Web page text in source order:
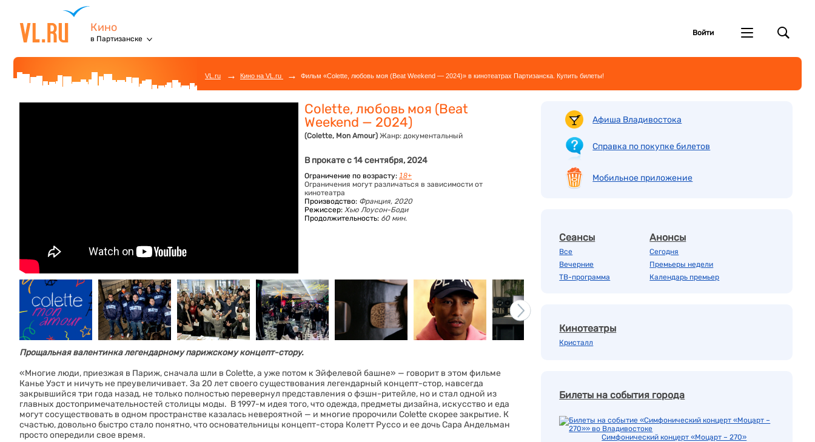
Кино
в Партизанске
Войти
VL.ru → Кино на VL.ru → Фильм «Colette, любовь моя (Beat Weekend — 2024)» в кинотеатрах Партизанска. Купить билеты!
Colette, любовь моя (Beat
Weekend — 2024)
(Colette, Mon Amour) Жанр: документальный
В прокате с 14 сентября, 2024
Ограничение по возрасту: 18+
Ограничения могут различаться в зависимости от
кинотеатра
Производство: Франция, 2020
Режиссер: Хью Лоусон-Боди
Продолжительность: 60 мин.
Прощальная валентинка легендарному парижскому концепт-стору.
«Многие люди, приезжая в Париж, сначала шли в Colette, а уже потом к Эйфелевой башне» — говорит в этом фильме
Канье Уэст и ничуть не преувеличивает. За 20 лет своего существования легендарный концепт-стор, навсегда
закрывшийся три года назад, не только полностью перевернул представления о фэшн-ритейле, но и стал одной из
главных достопримечательностей столицы моды. В 1997-м идея того, что одежда, предметы дизайна, искусство и еда
могут сосуществовать в одном пространстве казалась невероятной — и многие пророчили Colette скорее закрытие. К
счастью, довольно быстро стало понятно, что основательницы концепт-стора Колетт Руссо и ее дочь Сара Андельман
просто опередили свое время.
Афиша Владивостока
Справка по покупке билетов
Мобильное приложение
Сеансы
Все
Вечерние
ТВ-программа
Анонсы
Сегодня
Премьеры недели
Календарь премьер
Кинотеатры
Кристалл
Билеты на события города
Симфонический концерт «Моцарт – 270»